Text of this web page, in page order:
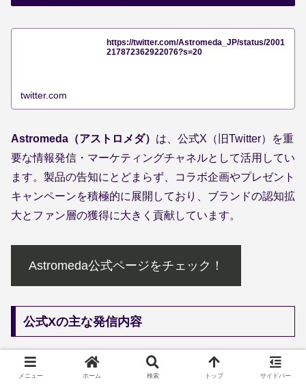
https://twitter.com/Astromeda_JP/status/2001
217872362922076?s=20
twitter.com
Astromeda（アストロメダ） は、公式X（旧Twitter）を重
要な情報発信・マーケティングチャネルとして活用してい
ます。製品の告知にとどまらず、コラボ企画やプレゼント
キャンペーンを積極的に展開しており、ブランドの認知拡
大とファン層の獲得に大きく貢献しています。
Astromeda公式ページをチェック！
公式Xの主な発信内容
Astromeda公式Xでは、以下のような情報が定期的に発信
メニュー ホーム 検索 トップ サイドバー